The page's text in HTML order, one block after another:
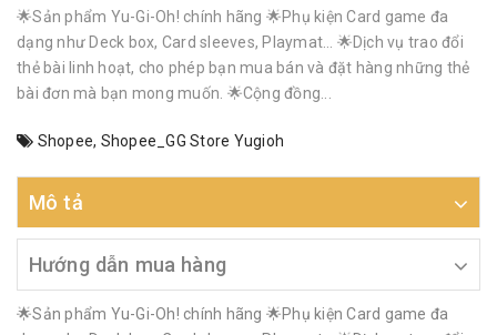
🌟Sản phẩm Yu-Gi-Oh! chính hãng 🌟Phụ kiện Card game đa
dạng như Deck box, Card sleeves, Playmat… 🌟Dịch vụ trao đổi
thẻ bài linh hoạt, cho phép bạn mua bán và đặt hàng những thẻ
bài đơn mà bạn mong muốn. 🌟Cộng đồng...
Shopee, Shopee_GG Store Yugioh
Mô tả
Hướng dẫn mua hàng
🌟Sản phẩm Yu-Gi-Oh! chính hãng 🌟Phụ kiện Card game đa